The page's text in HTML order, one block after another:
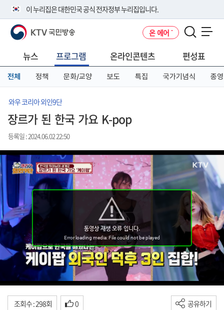
이 누리집은 대한민국 공식 전자정부 누리집입니다.
공식 누리집 주소 확인하기
니다.
이밖에 or.kr 또는 .kr등 다른 도메인 주소를 사용하고 있다면 아래 URL에
서 도메인 주소를 확인해 보세요
KTV 국민방송 온 에어
뉴스 프로그램 온라인콘텐츠 편성표
전체 정책 문화/교양 보도 특집 국가기념식 종영
와우 코리아 외인9단
장르가 된 한국 가요 K-pop
등록일 : 2024.06.02 22:50
조회수 : 298회 0 공유하기